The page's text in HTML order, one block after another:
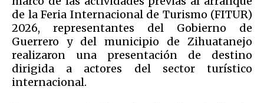
de la Feria Internacional de Turismo (FITUR)
2026, representantes del Gobierno de
Guerrero y del municipio de Zihuatanejo
realizaron una presentación de destino
dirigida a actores del sector turístico
internacional.